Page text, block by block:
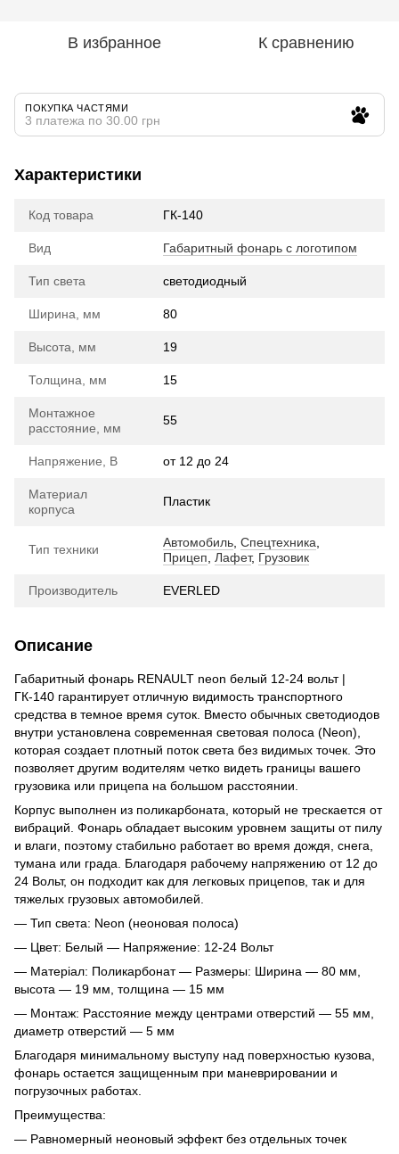
В избранное К сравнению
ПОКУПКА ЧАСТЯМИ
3 платежа по 30.00 грн
Характеристики
Код товара ГК-140
Вид Габаритный фонарь с логотипом
Тип света cветодиодный
Ширина, мм 80
Высота, мм 19
Толщина, мм 15
Монтажное
расстояние, мм
55
Напряжение, В от 12 до 24
Материал
корпуса
Пластик
Тип техники Автомобиль Спецтехника
Прицеп
Лафет, Грузовик
Производитель EVERLED
Описание
Габаритный фонарь RENAULT neon белый 12-24 вольт |
ГК-140 гарантирует отличную видимость транспортного
средства в темное время суток. Вместо обычных светодиодов
внутри установлена современная световая полоса (Neon),
которая создает плотный поток света без видимых точек. Это
позволяет другим водителям четко видеть границы вашего
грузовика или прицепа на большом расстоянии.
Корпус выполнен из поликарбоната, который не трескается от
вибраций. Фонарь обладает высоким уровнем защиты от пилу
и влаги, поэтому стабильно работает во время дождя, снега,
тумана или града. Благодаря рабочему напряжению от 12 до
24 Вольт, он подходит как для легковых прицепов, так и для
тяжелых грузовых автомобилей.
— Тип света: Neon (неоновая полоса)
— Цвет: Белый — Напряжение: 12-24 Вольт
— Матеріал: Поликарбонат — Размеры: Ширина — 80 мм,
высота — 19 мм, толщина — 15 мм
— Монтаж: Расстояние между центрами отверстий — 55 мм,
диаметр отверстий — 5 мм
Благодаря минимальному выступу над поверхностью кузова,
фонарь остается защищенным при маневрировании и
погрузочных работах.
Преимущества:
— Равномерный неоновый эффект без отдельных точек